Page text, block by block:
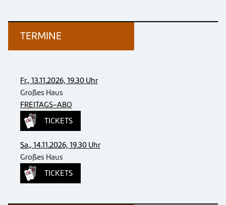
TERMINE
Fr., 13.11.2026, 19.30 Uhr
Großes Haus
FREITAGS-ABO
TICKETS
Sa., 14.11.2026, 19.30 Uhr
Großes Haus
TICKETS